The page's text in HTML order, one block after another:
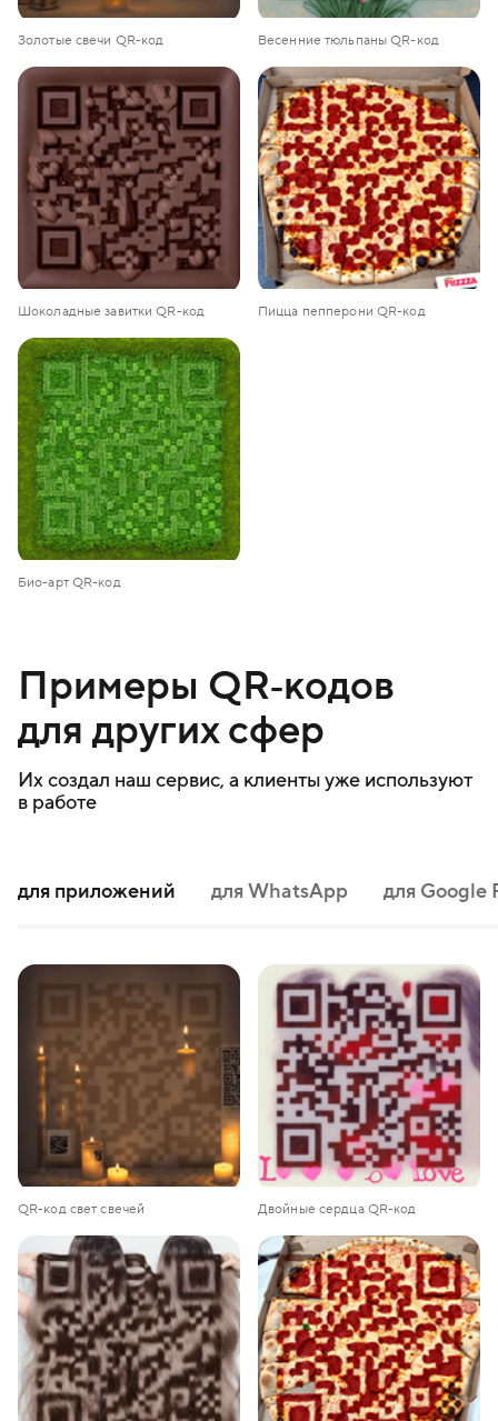
Золотые свечи QR-код Весенние тюльпаны QR-код
Шоколадные завитки QR-код Пицца пепперони QR-код
Био-арт QR-код
Примеры QR‑кодов
для других сфер
Их создал наш сервис, а клиенты уже используют
в работе
для приложений для WhatsApp для Google
QR-код свет свечей Двойные сердца QR-код